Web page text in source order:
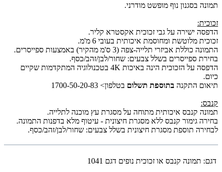
תמונה בסגנון נוף מופשט מודרני.
זכוכית:
הדפסה ישירה על גבי זכוכית אקסטרא קליר.
זכוכית מלוטשת ומחוסמת איכותית בעובי 6 מ'מ.
התמונה כוללת אביזרי תלייה-צפה (3 ס'מ מהקיר) באמצעות ספייסרים.
בחירת ספייסרים בשלל צבעים: שחור/לבן/זהב/כסף.
הדפסה על הזכוכית הינה באיכות 4K בטכנולוגיה המתקדמות שקיים
כיום.
תיאום התקנה בתוספת תשלום בטלפון> 1700-50-20-83
קנבס:
תמונה קנבס איכותית מתוחה על מסגרת עץ מוכנה לתלייה.
בחירה גימור קנבס ללא מסגרת חיצונית - עיטוף מלא בדפנות התמונה.
לבחירה תוספת מסגרת חיצונית בשלל צבעים: שחור/לבן/זהב/כסף.
דגם: תמונה קנבס או זכוכית נופים דגם 1041